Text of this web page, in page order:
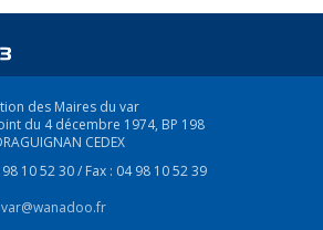
au mieux les réfugiés
des Maires du var
du 4 décembre 1974, BP 198
CEDEX
10 52 30 / Fax : 04 98 10 52 39